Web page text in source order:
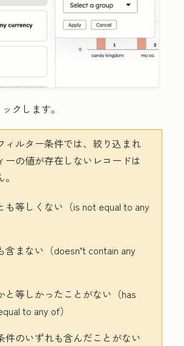
クします。
ィルター条件では、絞り込まれ
ーの値が存在しないレコードは
も等しくない（is not equal to any
含まない（doesn’t contain any
と等しかったことがない（has
to any of）
件のいずれも含んだことがない